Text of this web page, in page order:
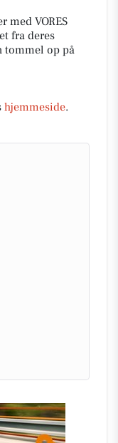
med VORES
fra deres
tommel op på
hjemmeside.